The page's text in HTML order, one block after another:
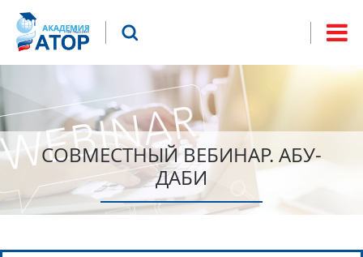
поиска
Что будем искать?
СОВМЕСТНЫЙ ВЕБИНАР. АБУ-
ДАБИ